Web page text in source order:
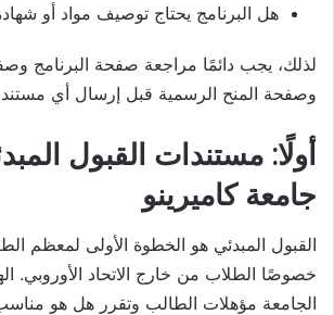
هل البرنامج يحتاج توصيف مواد أو
لذلك، يجب دائمًا مراجعة صفحة البرنامج
وصفحة المنح الرسمية قبل إرسال أي
أولًا: مستندات القبول
جامعة كاميرينو
القبول المبدئي هو الخطوة الأولى لمعظم
خصوصًا الطلاب من خارج الاتحاد الأوروبي.
الجامعة مؤهلات الطالب وتقرر هل هو مناسب